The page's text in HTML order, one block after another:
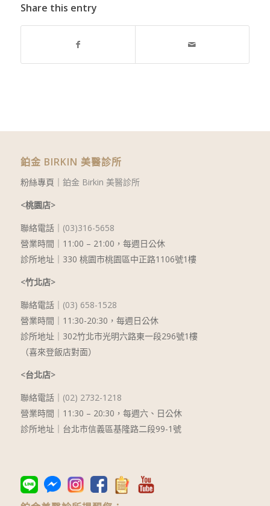
Share this entry
鉑金 BIRKIN 美醫診所
粉絲專頁｜ 鉑金 Birkin 美醫診所
<桃園店>
聯絡電話｜ (03)316-5658
營業時間｜11:00 – 21:00，每週日公休
診所地址｜330 桃園市桃園區中正路1106號1樓
<竹北店>
聯絡電話｜ (03) 658-1528
營業時間｜11:30-20:30，每週日公休
診所地址｜302竹北市光明六路東一段296號1樓
（喜來登飯店對面）
<台北店>
聯絡電話｜ (02) 2732-1218
營業時間｜ 11:30 – 20:30 ，每週六、日公休
診所地址｜台北市信義區基隆路二段99-1號